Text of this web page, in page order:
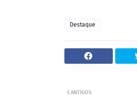
Destaque
ANTIGOS